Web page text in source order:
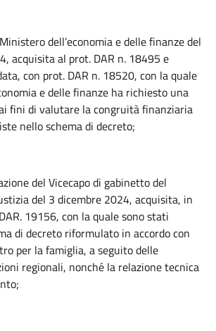
dell’economia e delle finanze del
acquisita al prot. DAR n. 18495 e
con prot. DAR n. 18520, con la quale
e delle finanze ha richiesto una
fini di valutare la congruità finanziaria
nello schema di decreto;
del Vicecapo di gabinetto del
del 3 dicembre 2024, acquisita, in
19156, con la quale sono stati
di decreto riformulato in accordo con
per la famiglia, a seguito delle
regionali, nonché la relazione tecnica